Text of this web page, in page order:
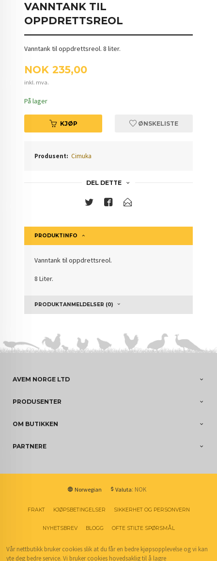
VANNTANK TIL
OPPDRETTSREOL
Vanntank til oppdrettsreol. 8 liter.
Pris
NOK 235,00
inkl. mva.
På lager
KJØP ØNSKELISTE
Produsent: Cimuka
DEL DETTE
PRODUKTINFO
Vanntank til oppdrettsreol.
8 Liter.
PRODUKTANMELDELSER (0)
AVEM NORGE LTD
PRODUSENTER
OM BUTIKKEN
PARTNERE
Norwegian Valuta: NOK
FRAKT KJØPSBETINGELSER SIKKERHET OG PERSONVERN
NYHETSBREV BLOGG OFTE STILTE SPØRSMÅL
Vår nettbutikk bruker cookies slik at du får en bedre kjøpsopplevelse og vi kan
yte deg bedre service. Vi bruker cookies hovedsaklig til å lagre